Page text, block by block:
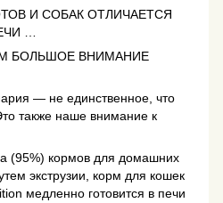
И СОБАК ОТЛИЧАЕТСЯ
…
БОЛЬШОЕ ВНИМАНИЕ
— не единственное, что
также наше внимание к
(95%) кормов для домашних
экструзии, корм для кошек
медленно готовится в печи